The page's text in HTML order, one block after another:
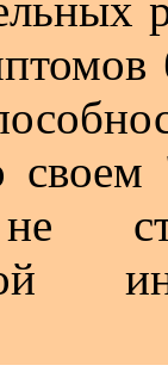
своем